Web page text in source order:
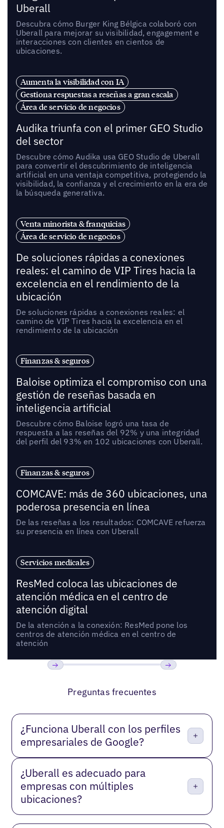
Uberall
Descubra cómo Burger King Bélgica colaboró con
Uberall para mejorar su visibilidad, engagement e
interacciones con clientes en cientos de
ubicaciones.
Aumenta la visibilidad con IA
Gestiona respuestas a reseñas a gran escala
Área de servicio de negocios
Audika triunfa con el primer GEO Studio
del sector
Descubre cómo Audika usa GEO Studio de Uberall
para convertir el descubrimiento de inteligencia
artificial en una ventaja competitiva, protegiendo la
visibilidad, la confianza y el crecimiento en la era de
la búsqueda generativa.
Venta minorista & franquicias
Área de servicio de negocios
De soluciones rápidas a conexiones
reales: el camino de VIP Tires hacia la
excelencia en el rendimiento de la
ubicación
De soluciones rápidas a conexiones reales: el
camino de VIP Tires hacia la excelencia en el
rendimiento de la ubicación
Finanzas & seguros
Baloise optimiza el compromiso con una
gestión de reseñas basada en
inteligencia artificial
Descubre cómo Baloise logró una tasa de
respuesta a las reseñas del 92% y una integridad
del perfil del 93% en 102 ubicaciones con Uberall.
Finanzas & seguros
COMCAVE: más de 360 ubicaciones, una
poderosa presencia en línea
De las reseñas a los resultados: COMCAVE refuerza
su presencia en línea con Uberall
Servicios medicales
ResMed coloca las ubicaciones de
atención médica en el centro de
atención digital
De la atención a la conexión: ResMed pone los
centros de atención médica en el centro de
atención
Preguntas frecuentes
¿Funciona Uberall con los perfiles
empresariales de Google?
¿Uberall es adecuado para
empresas con múltiples
ubicaciones?